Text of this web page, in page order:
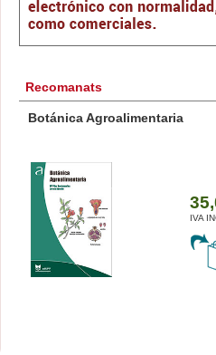
Recomanats
Botánica Agroalimentaria
IVA